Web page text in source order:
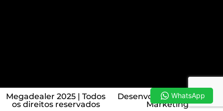
Megadealer 2025 | Todos
os direitos reservados
Desenvolvido por: About
Marketing
WhatsApp